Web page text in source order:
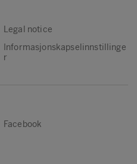
Legal notice
Informasjonskapselinnstillinge
r
Facebook